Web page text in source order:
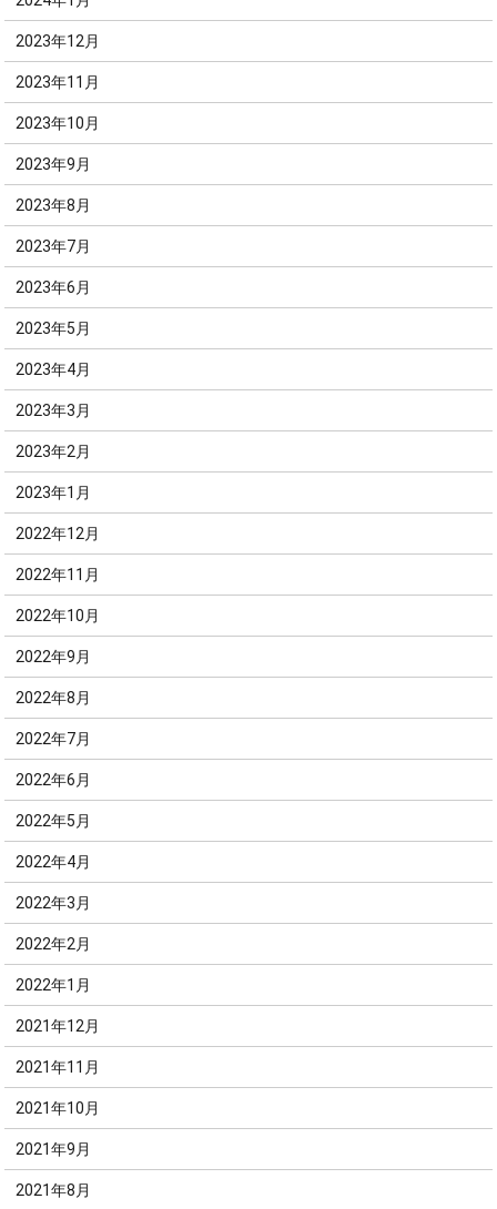
2023年12月
2023年11月
2023年10月
2023年9月
2023年8月
2023年7月
2023年6月
2023年5月
2023年4月
2023年3月
2023年2月
2023年1月
2022年12月
2022年11月
2022年10月
2022年9月
2022年8月
2022年7月
2022年6月
2022年5月
2022年4月
2022年3月
2022年2月
2022年1月
2021年12月
2021年11月
2021年10月
2021年9月
2021年8月